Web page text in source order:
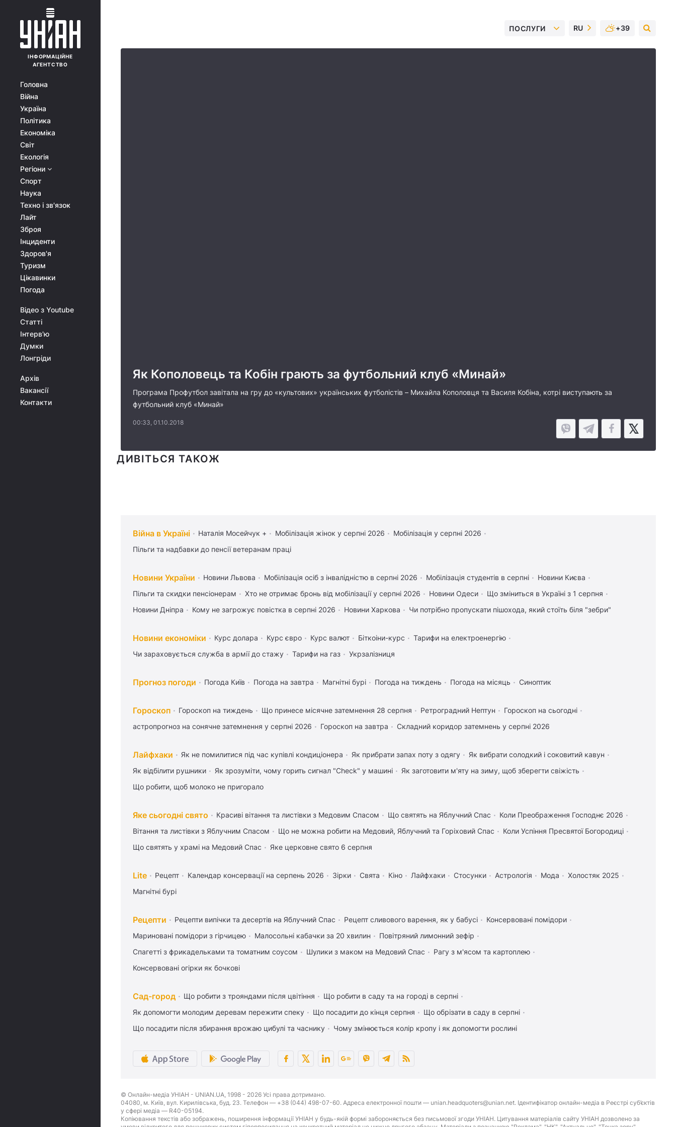
ІНФОРМАЦІЙНЕ
АГЕНТСТВО
Головна
Війна
Україна
Політика
Економіка
Світ
Екологія
Регіони
Спорт
Наука
Техно і зв'язок
Лайт
Зброя
Інциденти
Здоров'я
Туризм
Цікавинки
Погода
Відео з Youtube
Статті
Інтерв'ю
Думки
Лонгріди
Архів
Вакансії
Контакти
ПОСЛУГИ RU +39
Як Кополовець та Кобін грають за футбольний клуб «Минай»
Програма Профутбол завітала на гру до «культових» українських футболістів – Михайла Кополовця та Василя Кобіна, котрі виступають за
футбольний клуб «Минай»
00:33, 01.10.2018
ДИВІТЬСЯ ТАКОЖ
Війна в Україні Наталія Мосейчук + Мобілізація жінок у серпні 2026
Мобілізація у серпні 2026
Пільги та надбавки до пенсії ветеранам праці
Новини України Новини Львова Мобілізація осіб з інвалідністю в серпні 2026 Мобілізація студентів в серпні
Новини Києва
Пільги та скидки пенсіонерам
Хто не отримає бронь від мобілізації у серпні 2026 Новини Одеси
Що зміниться в Україні з 1 серпня
Новини Дніпра
Кому не загрожує повістка в серпні 2026 Новини Харкова Чи потрібно пропускати пішохода, який стоїть біля "зебри"
Новини економіки Курс долара Курс євро Курс валют Біткоіни-курс
Тарифи на електроенергію
Чи зараховується служба в армії до стажу
Тарифи на газ Укрзалізниця
Прогноз погоди Погода Київ Погода на завтра Магнітні бурі Погода на тиждень Погода на місяць Синоптик
Гороскоп Гороскоп на тиждень Що принесе місячне затемнення 28 серпня Ретроградний Нептун
Гороскоп на сьогодні
астропрогноз на сонячне затемнення у серпні 2026
Гороскоп на завтра Складний коридор затемнень у серпні 2026
Лайфхаки Як не помилитися під час купівлі кондиціонера Як прибрати запах поту з одягу
Як вибрати солодкий і соковитий кавун
Як відбілити рушники
Як зрозуміти, чому горить сигнал "Check" у машині
Як заготовити м'яту на зиму, щоб зберегти свіжість
Що робити, щоб молоко не пригорало
Яке сьогодні свято Красиві вітання та листівки з Медовим Спасом Що святять на Яблучний Спас
Коли Преображення Господнє 2026
Вітання та листівки з Яблучним Спасом
Що не можна робити на Медовий, Яблучний та Горіховий Спас
Коли Успіння Пресвятої Богородиці
Що святять у храмі на Медовий Спас
Яке церковне свято 6 серпня
Lite Рецепт Календар консервації на серпень 2026 Зірки Свята Кіно Лайфхаки Стосунки Астрологія Мода
Холостяк 2025
Магнітні бурі
Рецепти Рецепти випічки та десертів на Яблучний Спас Рецепт сливового варення, як у бабусі
Консервовані помідори
Мариновані помідори з гірчицею
Малосольні кабачки за 20 хвилин
Повітряний лимонний зефір
Спагетті з фрикадельками та томатним соусом
Шулики з маком на Медовий Спас
Рагу з м'ясом та картоплею
Консервовані огірки як бочкові
Сад-город Що робити з трояндами після цвітіння
Що робити в саду та на городі в серпні
Як допомогти молодим деревам пережити спеку
Що посадити до кінця серпня
Що обрізати в саду в серпні
Що посадити після збирання врожаю цибулі та часнику
Чому змінюється колір кропу і як допомогти рослині
© Онлайн-медіа УНІАН - UNIAN.UA, 1998 - 2026 Усі права дотримано.
04080, м. Київ, вул. Кирилівська, буд. 23. Телефон — +38 (044) 498-07-60. Адреса електронної пошти — unian.headquoters@unian.net. Ідентифікатор онлайн-медіа в Реєстрі суб’єктів
у сфері медіа — R40-05194.
Копіювання текстів або зображень, поширення інформації УНІАН у будь-якій формі забороняється без письмової згоди УНІАН. Цитування матеріалів сайту УНІАН дозволено за